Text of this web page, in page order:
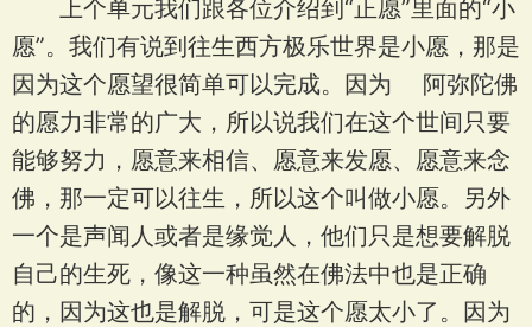
上个单元我们跟各位介绍到“正愿”里面的“小
愿”。我们有说到往生西方极乐世界是小愿，那是
因为这个愿望很简单可以完成。因为 阿弥陀佛
的愿力非常的广大，所以说我们在这个世间只要
能够努力，愿意来相信、愿意来发愿、愿意来念
佛，那一定可以往生，所以这个叫做小愿。另外
一个是声闻人或者是缘觉人，他们只是想要解脱
自己的生死，像这一种虽然在佛法中也是正确
的，因为这也是解脱，可是这个愿太小了。因为